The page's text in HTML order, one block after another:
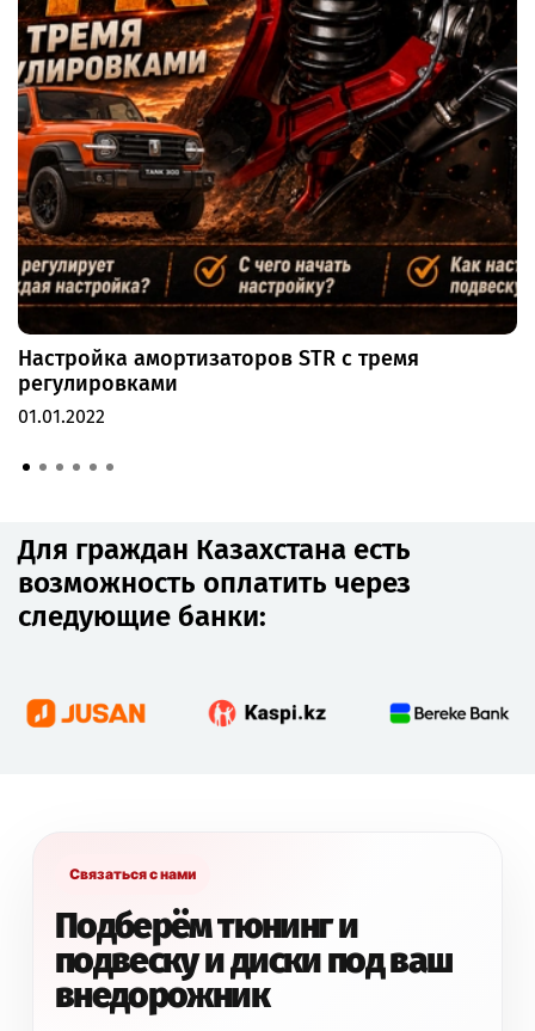
Настройка амортизаторов STR с тремя
регулировками
01.01.2022
Для граждан Казахстана есть
возможность оплатить через
следующие банки:
Связаться с нами
Подберём тюнинг и
подвеску и диски под ваш
внедорожник